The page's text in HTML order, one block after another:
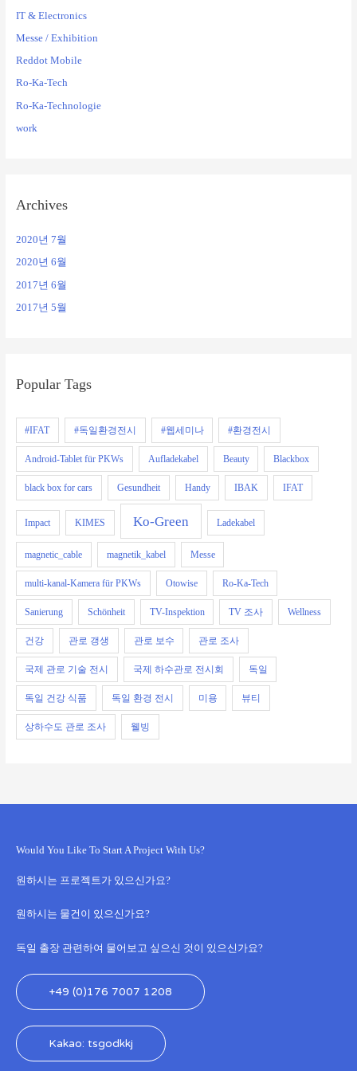
IT & Electronics
Messe / Exhibition
Reddot Mobile
Ro-Ka-Tech
Ro-Ka-Technologie
work
Archives
2020년 7월
2020년 6월
2017년 6월
2017년 5월
Popular Tags
#IFAT #독일환경전시 #웹세미나 #환경전시
Android-Tablet für PKWs Aufladekabel Beauty Blackbox
black box for cars Gesundheit Handy IBAK IFAT
Impact KIMES Ko-Green Ladekabel
magnetic_cable magnetik_kabel Messe
multi-kanal-Kamera für PKWs Otowise Ro-Ka-Tech
Sanierung Schönheit TV-Inspektion TV 조사 Wellness
건강 관로 갱생 관로 보수 관로 조사
국제 관로 기술 전시 국제 하수관로 전시회 독일
독일 건강 식품 독일 환경 전시 미용 뷰티
상하수도 관로 조사 웰빙
Would You Like To Start A Project With Us?
원하시는 프로젝트가 있으신가요?
원하시는 물건이 있으신가요?
독일 출장 관련하여 물어보고 싶으신 것이 있으신가요?
+49 (0)176 7007 1208
Kakao: tsgodkkj